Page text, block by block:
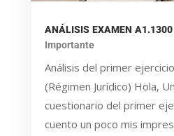
ANÁLISIS EXAMEN A1.1300
Importante
Análisis del primer
(Régimen Jurídico) Hola,
cuestionario del primer
cuento un poco mis